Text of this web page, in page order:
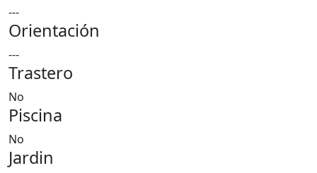
---
Orientación
---
Trastero
No
Piscina
No
Jardin